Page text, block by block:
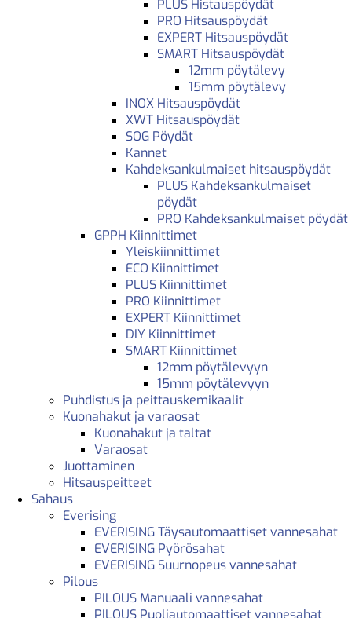
PLUS Histauspöydät
PRO Hitsauspöydät
EXPERT Hitsauspöydät
SMART Hitsauspöydät
12mm pöytälevy
15mm pöytälevy
INOX Hitsauspöydät
XWT Hitsauspöydät
SOG Pöydät
Kannet
Kahdeksankulmaiset hitsauspöydät
PLUS Kahdeksankulmaiset
pöydät
PRO Kahdeksankulmaiset pöydät
GPPH Kiinnittimet
Yleiskiinnittimet
ECO Kiinnittimet
PLUS Kiinnittimet
PRO Kiinnittimet
EXPERT Kiinnittimet
DIY Kiinnittimet
SMART Kiinnittimet
12mm pöytälevyyn
15mm pöytälevyyn
Puhdistus ja peittauskemikaalit
Kuonahakut ja varaosat
Kuonahakut ja taltat
Varaosat
Juottaminen
Hitsauspeitteet
Sahaus
Everising
EVERISING Täysautomaattiset vannesahat
EVERISING Pyörösahat
EVERISING Suurnopeus vannesahat
Pilous
PILOUS Manuaali vannesahat
PILOUS Puoliautomaattiset vannesahat